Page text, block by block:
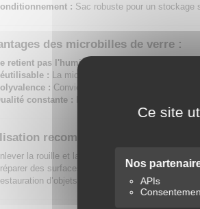
Ce site
Nos
APIs
: Sac robuste pour un stockage
des microbilles de verre :
retient pas l'humidité :
: La microbille de verre peut être
: Convient pour le traitement des
constante : Particules uniformes pour un
recommandée :
la rouille et la peinture des pièces
des surfaces avant peinture ou traitement.
d’objets anciens, composants